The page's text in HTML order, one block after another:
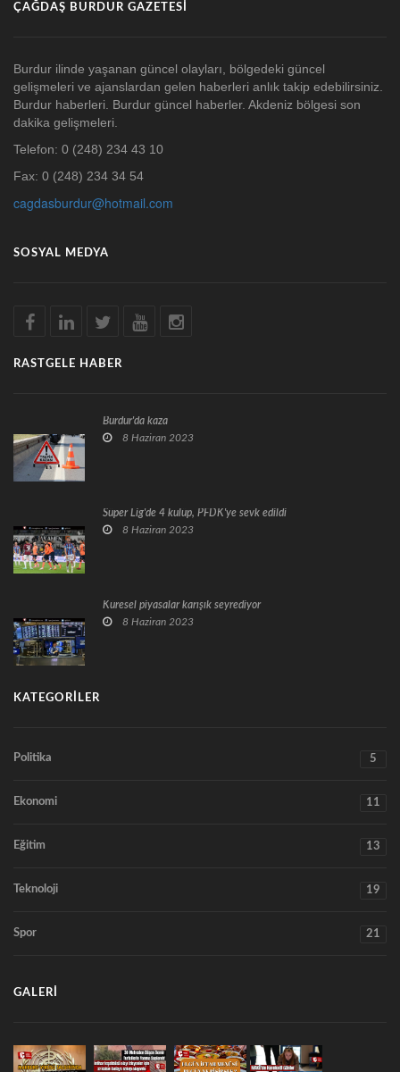
ÇAĞDAŞ BURDUR GAZETESI
Burdur ilinde yaşanan güncel olayları, bölgedeki güncel
gelişmeleri ve ajanslardan gelen haberleri anlık takip edebilirsiniz.
Burdur haberleri. Burdur güncel haberler. Akdeniz bölgesi son
dakika gelişmeleri.
Telefon: 0 (248) 234 43 10
Fax: 0 (248) 234 34 54
cagdasburdur@hotmail.com
SOSYAL MEDYA
RASTGELE HABER
Burdur'da kaza
8 Haziran 2023
Süper Lig'de 4 kulüp, PFDK'ye sevk edildi
8 Haziran 2023
Küresel piyasalar karışık seyrediyor
8 Haziran 2023
KATEGORILER
Politika 5
Ekonomi 11
Eğitim 13
Teknoloji 19
Spor 21
GALERI